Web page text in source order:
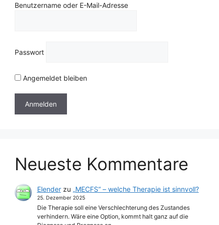
Benutzername oder E-Mail-Adresse
Passwort
Angemeldet bleiben
Neueste Kommentare
Elenderzu „MECFS“ – welche Therapie ist sinnvoll?
25. Dezember 2025
Die Therapie soll eine Verschlechterung des Zustandes
verhindern. Wäre eine Option, kommt halt ganz auf die